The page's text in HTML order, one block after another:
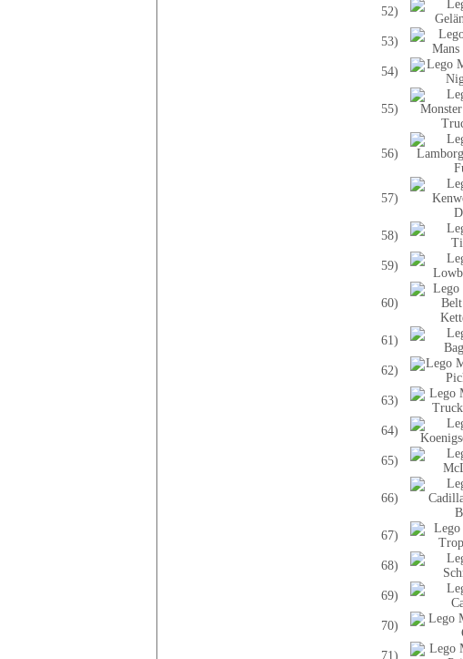
52)
53)
54)
55)
56)
57)
58)
59)
60)
61)
62)
63)
64)
65)
66)
67)
68)
69)
70)
71)